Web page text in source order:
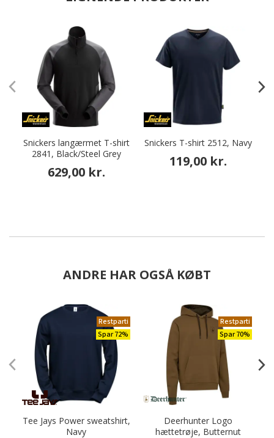
Snickers langærmet T-shirt
2841, Black/Steel Grey
629,00 kr.
Snickers T-shirt 2512, Navy
119,00 kr.
ANDRE HAR OGSÅ KØBT
Restparti
Spar 72%
Tee Jays Power sweatshirt,
Navy
Restparti
Spar 70%
Deerhunter Logo
hættetrøje, Butternut